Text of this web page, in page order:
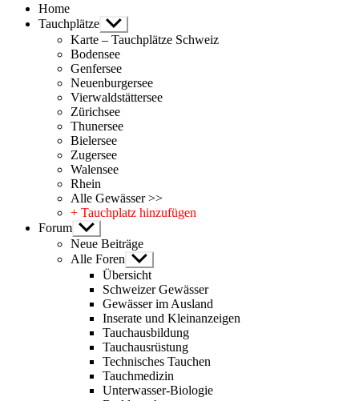
Home
Tauchplätze Untermenü
anzeigen
Karte – Tauchplätze Schweiz
Bodensee
Genfersee
Neuenburgersee
Vierwaldstättersee
Zürichsee
Thunersee
Bielersee
Zugersee
Walensee
Rhein
Alle Gewässer >>
+ Tauchplatz hinzufügen
Forum Untermenü
anzeigen
Neue Beiträge
Alle Foren Untermenü
anzeigen
Übersicht
Schweizer Gewässer
Gewässer im Ausland
Inserate und Kleinanzeigen
Tauchausbildung
Tauchausrüstung
Technisches Tauchen
Tauchmedizin
Unterwasser-Biologie